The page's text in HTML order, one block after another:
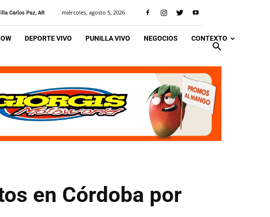
Carlos Paz, AR miércoles, agosto 5, 2026
DEPORTE VIVO PUNILLA VIVO NEGOCIOS CONTEXTO
en Córdoba por